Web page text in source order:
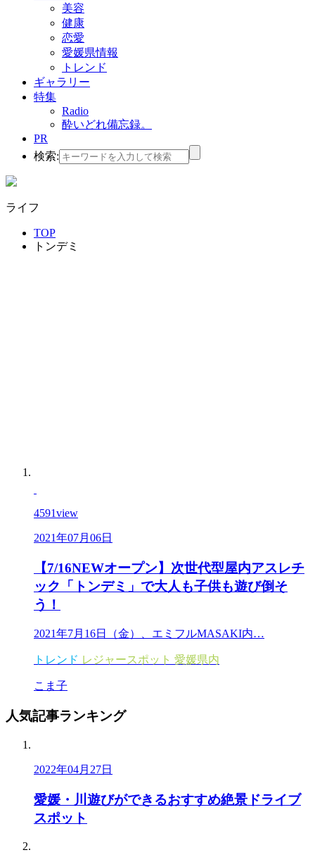
美容
健康
恋愛
愛媛県情報
トレンド
ギャラリー
特集
Radio
酔いどれ備忘録。
PR
検索:
ライフ
TOP
トンデミ
4591view
2021年07月06日
【7/16NEWオープン】次世代型屋内アスレチ
ック「トンデミ」で大人も子供も遊び倒そ
う！
2021年7月16日（金）、エミフルMASAKI内…
トレンド レジャースポット 愛媛県内
こま子
人気記事ランキング
2022年04月27日
愛媛・川遊びができるおすすめ絶景ドライブ
スポット